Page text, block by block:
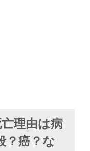
亡理由は病
？癌？な